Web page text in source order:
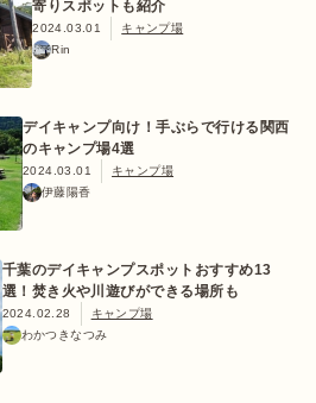
寄りスポットも紹介
2024.03.01
キャンプ場
Rin
デイキャンプ向け！手ぶらで行ける関西
のキャンプ場4選
2024.03.01
キャンプ場
伊藤陽香
千葉のデイキャンプスポットおすすめ13
選！焚き火や川遊びができる場所も
2024.02.28
キャンプ場
わかつきなつみ